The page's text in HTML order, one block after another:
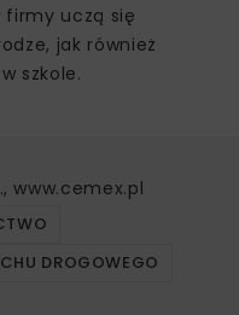
firmy uczą się
jak również
szkole.
www.cemex.pl
DROGOWEGO